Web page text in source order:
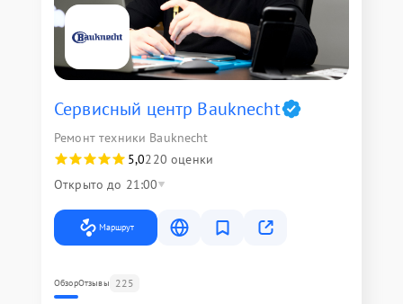
Сервисный центр Bauknecht
Ремонт техники Bauknecht
5,0220 оценки
Открыто до 21:00
Маршрут
ОбзорОтзывы 225